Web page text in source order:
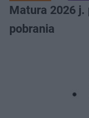
Matura 2026 j.
pobrania